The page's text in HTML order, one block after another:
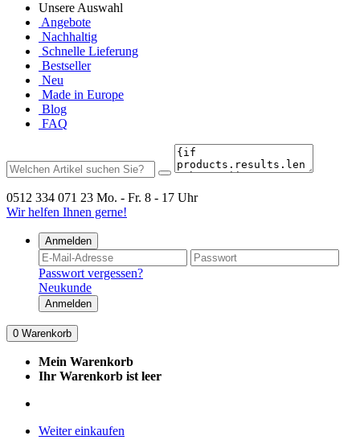
Unsere Auswahl
Angebote
Nachhaltig
Schnelle Lieferung
Bestseller
Neu
Made in Europe
Blog
FAQ
0512 334 071 23 Mo. - Fr. 8 - 17 Uhr
Wir helfen Ihnen gerne!
Anmelden
Passwort vergessen?
Neukunde
Anmelden
0 Warenkorb
Mein Warenkorb
Ihr Warenkorb ist leer
Weiter einkaufen